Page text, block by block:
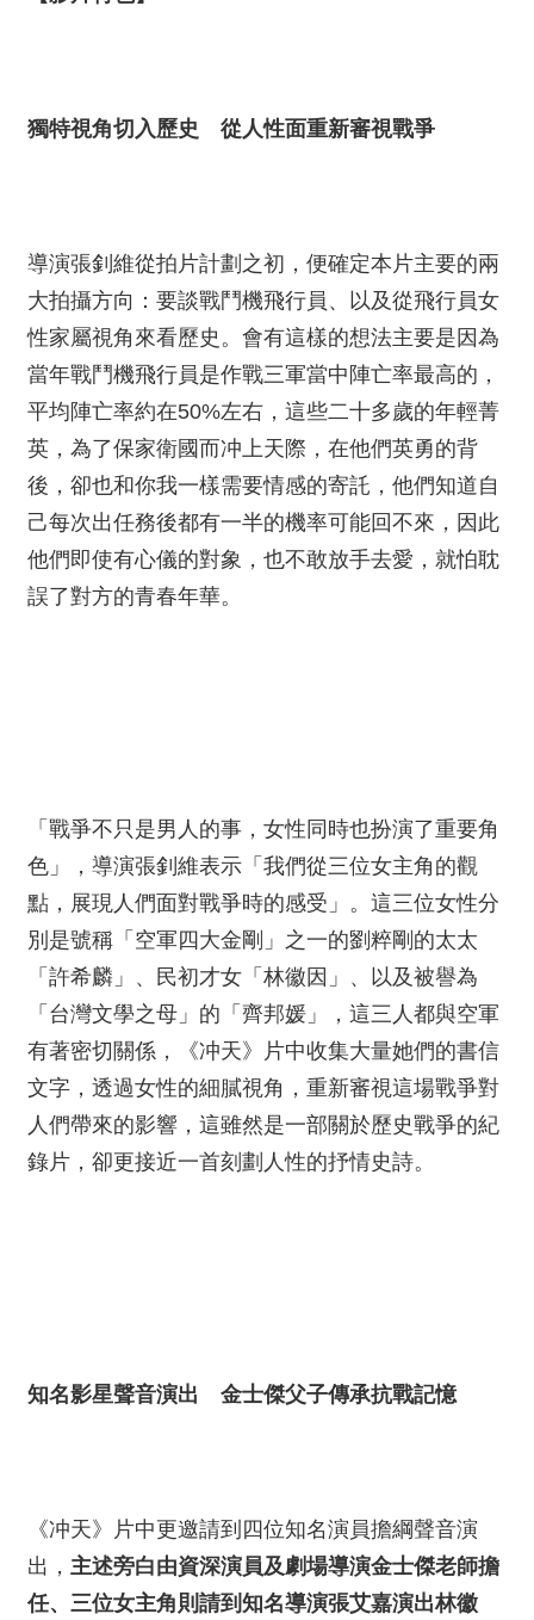
獨特視角切入歷史 從人性面重新審視戰爭
導演張釗維從拍片計劃之初，便確定本片主要的兩
大拍攝方向：要談戰鬥機飛行員、以及從飛行員女
性家屬視角來看歷史。會有這樣的想法主要是因為
當年戰鬥機飛行員是作戰三軍當中陣亡率最高的，
平均陣亡率約在50%左右，這些二十多歲的年輕菁
英，為了保家衛國而冲上天際，在他們英勇的背
後，卻也和你我一樣需要情感的寄託，他們知道自
己每次出任務後都有一半的機率可能回不來，因此
他們即使有心儀的對象，也不敢放手去愛，就怕耽
誤了對方的青春年華。
「戰爭不只是男人的事，女性同時也扮演了重要角
色」，導演張釗維表示「我們從三位女主角的觀
點，展現人們面對戰爭時的感受」。這三位女性分
別是號稱「空軍四大金剛」之一的劉粹剛的太太
「許希麟」、民初才女「林徽因」、以及被譽為
「台灣文學之母」的「齊邦媛」，這三人都與空軍
有著密切關係，《冲天》片中收集大量她們的書信
文字，透過女性的細膩視角，重新審視這場戰爭對
人們帶來的影響，這雖然是一部關於歷史戰爭的紀
錄片，卻更接近一首刻劃人性的抒情史詩。
知名影星聲音演出 金士傑父子傳承抗戰記憶
《冲天》片中更邀請到四位知名演員擔綱聲音演
出， 主述旁白由資深演員及劇場導演金士傑老師擔
任、三位女主角則請到知名導演張艾嘉演出林徽